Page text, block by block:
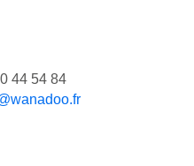
44 54 84